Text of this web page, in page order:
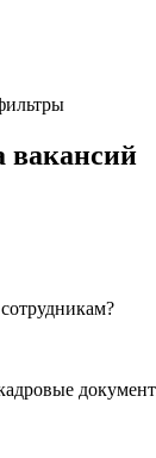
вакансий